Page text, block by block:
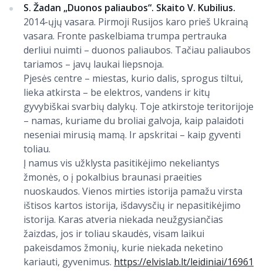
S. Žadan „Duonos paliaubos“. Skaito V. Kubilius.
2014-ųjų vasara. Pirmoji Rusijos karo prieš Ukrainą
vasara. Fronte paskelbiama trumpa pertrauka
derliui nuimti – duonos paliaubos. Tačiau paliaubos
tariamos – javų laukai liepsnoja.
Pjesės centre – miestas, kurio dalis, sprogus tiltui,
lieka atkirsta – be elektros, vandens ir kitų
gyvybiškai svarbių dalykų. Toje atkirstoje teritorijoje
– namas, kuriame du broliai galvoja, kaip palaidoti
neseniai mirusią mamą. Ir apskritai – kaip gyventi
toliau.
Į namus vis užklysta pasitikėjimo nekeliantys
žmonės, o į pokalbius braunasi praeities
nuoskaudos. Vienos mirties istorija pamažu virsta
ištisos kartos istorija, išdavysčių ir nepasitikėjimo
istorija. Karas atveria niekada neužgysiančias
žaizdas, jos ir toliau skaudės, visam laikui
pakeisdamos žmonių, kurie niekada neketino
kariauti, gyvenimus. https://elvislab.lt/leidiniai/16961